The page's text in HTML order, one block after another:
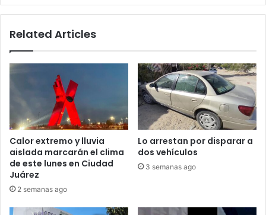
Related Articles
Calor extremo y lluvia
aislada marcarán el clima
de este lunes en Ciudad
Juárez
2 semanas ago
Lo arrestan por disparar a
dos vehículos
3 semanas ago